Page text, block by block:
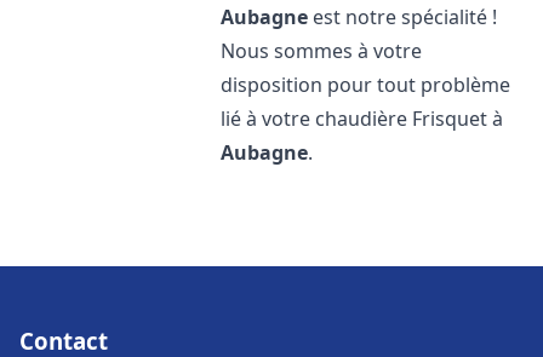
Aubagne est notre spécialité !
Nous sommes à votre
disposition pour tout problème
lié à votre chaudière Frisquet à
Aubagne.
Contact